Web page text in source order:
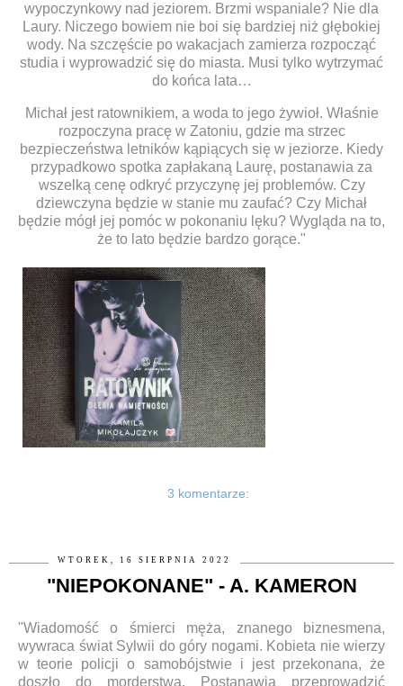
wypoczynkowy nad jeziorem. Brzmi wspaniale? Nie dla
Laury. Niczego bowiem nie boi się bardziej niż głębokiej
wody. Na szczęście po wakacjach zamierza rozpocząć
studia i wyprowadzić się do miasta. Musi tylko wytrzymać
do końca lata…
Michał jest ratownikiem, a woda to jego żywioł. Właśnie
rozpoczyna pracę w Zatoniu, gdzie ma strzec
bezpieczeństwa letników kąpiących się w jeziorze. Kiedy
przypadkowo spotka zapłakaną Laurę, postanawia za
wszelką cenę odkryć przyczynę jej problemów. Czy
dziewczyna będzie w stanie mu zaufać? Czy Michał
będzie mógł jej pomóc w pokonaniu lęku? Wygląda na to,
że to lato będzie bardzo gorące."
3 komentarze:
WTOREK, 16 SIERPNIA 2022
"NIEPOKONANE" - A. KAMERON
"Wiadomość o śmierci męża, znanego biznesmena,
wywraca świat Sylwii do góry nogami. Kobieta nie wierzy
w teorie policji o samobójstwie i jest przekonana, że
doszło do morderstwa. Postanawia przeprowadzić